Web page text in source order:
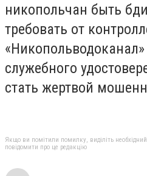
никопольчан быть
требовать от
служебного
стать жертвой
Якщо ви помітили помилку, виділіть
повідомити про це редакцію